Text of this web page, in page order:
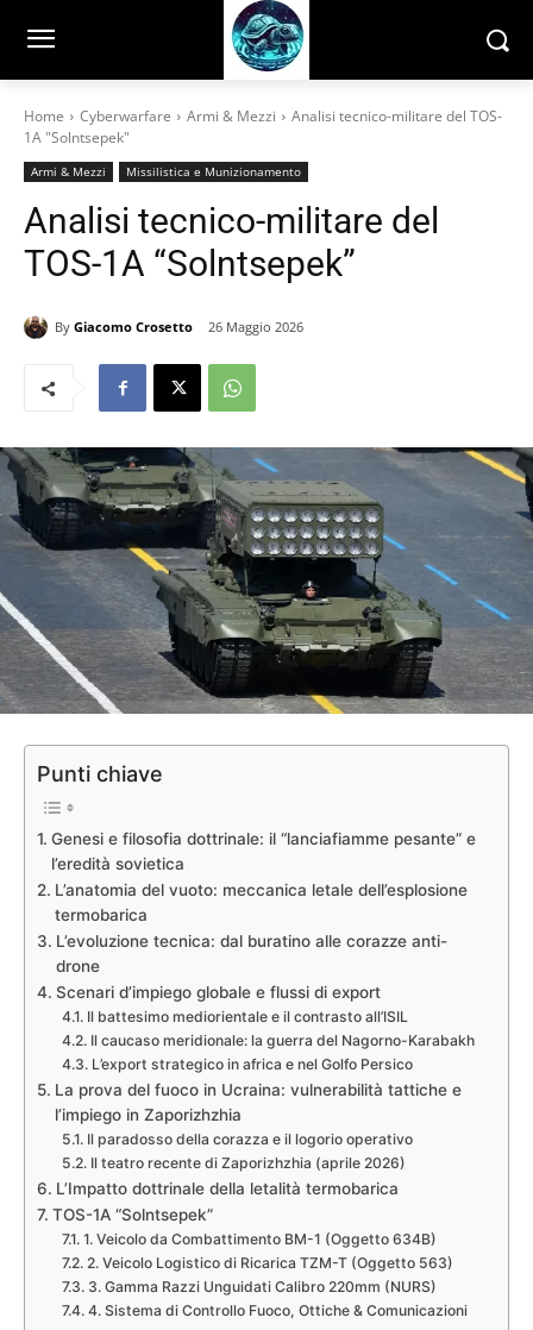
Home Cyberwarfare Armi & Mezzi
Analisi tecnico-militare del TOS-
1A "Solntsepek"
Armi & Mezzi Missilistica e Munizionamento
Analisi tecnico-militare del
TOS-1A “Solntsepek”
By Giacomo Crosetto 26 Maggio 2026
Punti chiave
Genesi e filosofia dottrinale: il “lanciafiamme pesante” e
l’eredità sovietica
L’anatomia del vuoto: meccanica letale dell’esplosione
termobarica
L’evoluzione tecnica: dal buratino alle corazze anti-
drone
Scenari d’impiego globale e flussi di export
Il battesimo mediorientale e il contrasto all’ISIL
Il caucaso meridionale: la guerra del Nagorno-Karabakh
L’export strategico in africa e nel Golfo Persico
La prova del fuoco in Ucraina: vulnerabilità tattiche e
l’impiego in Zaporizhzhia
Il paradosso della corazza e il logorio operativo
Il teatro recente di Zaporizhzhia (aprile 2026)
L’Impatto dottrinale della letalità termobarica
TOS-1A “Solntsepek”
1. Veicolo da Combattimento BM-1 (Oggetto 634B)
2. Veicolo Logistico di Ricarica TZM-T (Oggetto 563)
3. Gamma Razzi Unguidati Calibro 220mm (NURS)
4. Sistema di Controllo Fuoco, Ottiche & Comunicazioni